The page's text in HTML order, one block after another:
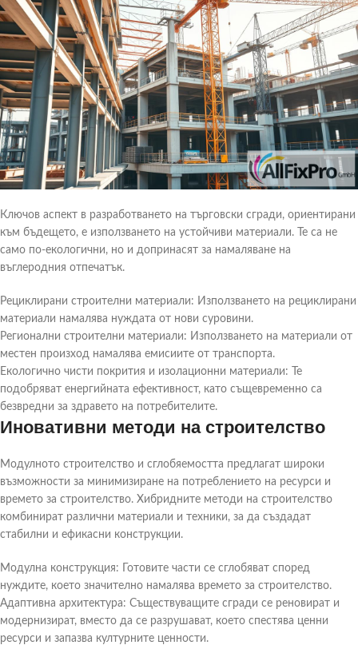
Ключов аспект в разработването на търговски сгради, ориентирани
към бъдещето, е използването на устойчиви материали. Те са не
само по-екологични, но и допринасят за намаляване на
въглеродния отпечатък.
Рециклирани строителни материали: Използването на рециклирани
материали намалява нуждата от нови суровини.
Регионални строителни материали: Използването на материали от
местен произход намалява емисиите от транспорта.
Екологично чисти покрития и изолационни материали: Те
подобряват енергийната ефективност, като същевременно са
безвредни за здравето на потребителите.
Иновативни методи на строителство
Модулното строителство и сглобяемостта предлагат широки
възможности за минимизиране на потреблението на ресурси и
времето за строителство. Хибридните методи на строителство
комбинират различни материали и техники, за да създадат
стабилни и ефикасни конструкции.
Модулна конструкция: Готовите части се сглобяват според
нуждите, което значително намалява времето за строителство.
Адаптивна архитектура: Съществуващите сгради се реновират и
модернизират, вместо да се разрушават, което спестява ценни
ресурси и запазва културните ценности.